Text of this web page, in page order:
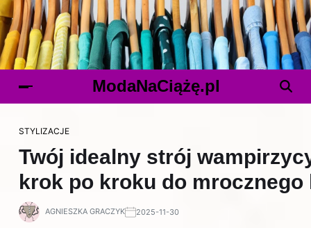
ModaNaCiążę.pl
STYLIZACJE
Twój idealny strój
krok po kroku do mrocznego
AGNIESZKA GRACZYK 2025-11-30